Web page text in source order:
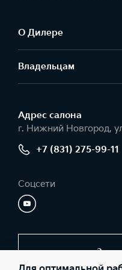
О Дилере
Владельцам
Адрес салонa
г. Нижний Новгород,
+7 (831) 275-99-11
Соцсети